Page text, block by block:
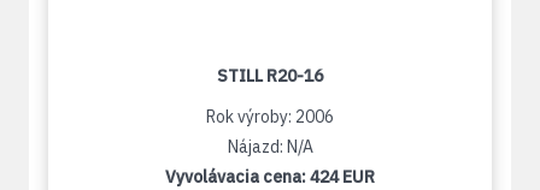
STILL R20-16
Rok výroby: 2006
Nájazd: N/A
Vyvolávacia cena:424 EUR